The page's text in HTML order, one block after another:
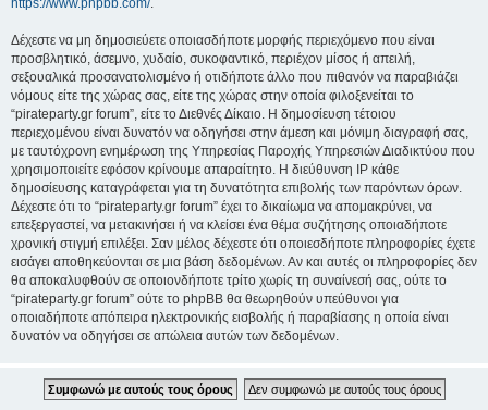
https://www.phpbb.com/.
Δέχεστε να μη δημοσιεύετε οποιασδήποτε μορφής περιεχόμενο που είναι
προσβλητικό, άσεμνο, χυδαίο, συκοφαντικό, περιέχον μίσος ή απειλή,
σεξουαλικά προσανατολισμένο ή οτιδήποτε άλλο που πιθανόν να παραβιάζει
νόμους είτε της χώρας σας, είτε της χώρας στην οποία φιλοξενείται το
“pirateparty.gr forum”, είτε το Διεθνές Δίκαιο. Η δημοσίευση τέτοιου
περιεχομένου είναι δυνατόν να οδηγήσει στην άμεση και μόνιμη διαγραφή σας,
με ταυτόχρονη ενημέρωση της Υπηρεσίας Παροχής Υπηρεσιών Διαδικτύου που
χρησιμοποιείτε εφόσον κρίνουμε απαραίτητο. Η διεύθυνση IP κάθε
δημοσίευσης καταγράφεται για τη δυνατότητα επιβολής των παρόντων όρων.
Δέχεστε ότι το “pirateparty.gr forum” έχει το δικαίωμα να απομακρύνει, να
επεξεργαστεί, να μετακινήσει ή να κλείσει ένα θέμα συζήτησης οποιαδήποτε
χρονική στιγμή επιλέξει. Σαν μέλος δέχεστε ότι οποιεσδήποτε πληροφορίες έχετε
εισάγει αποθηκεύονται σε μια βάση δεδομένων. Αν και αυτές οι πληροφορίες δεν
θα αποκαλυφθούν σε οποιονδήποτε τρίτο χωρίς τη συναίνεσή σας, ούτε το
“pirateparty.gr forum” ούτε το phpBB θα θεωρηθούν υπεύθυνοι για
οποιαδήποτε απόπειρα ηλεκτρονικής εισβολής ή παραβίασης η οποία είναι
δυνατόν να οδηγήσει σε απώλεια αυτών των δεδομένων.